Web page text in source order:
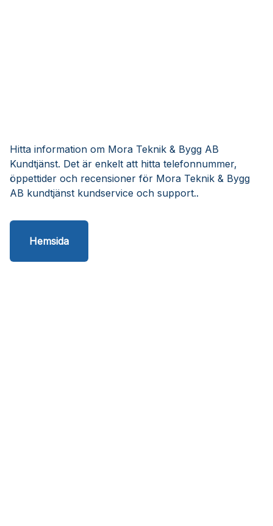
Hitta information om Mora Teknik & Bygg AB
Kundtjänst. Det är enkelt att hitta telefonnummer,
öppettider och recensioner för Mora Teknik & Bygg
AB kundtjänst kundservice och support..
Hemsida